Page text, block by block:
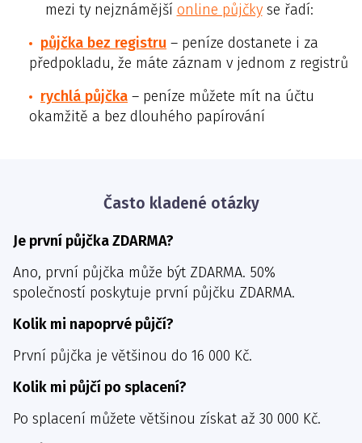
mezi ty nejznámější online půjčkyse řadí:
půjčka bez registru – peníze dostanete i za
předpokladu, že máte záznam v jednom z registrů
rychlá půjčka – peníze můžete mít na účtu
okamžitě a bez dlouhého papírování
Často kladené otázky
Je první půjčka ZDARMA?
Ano, první půjčka může být ZDARMA. 50%
společností poskytuje první půjčku ZDARMA.
Kolik mi napoprvé půjčí?
První půjčka je většinou do 16 000 Kč.
Kolik mi půjčí po splacení?
Po splacení můžete většinou získat až 30 000 Kč.